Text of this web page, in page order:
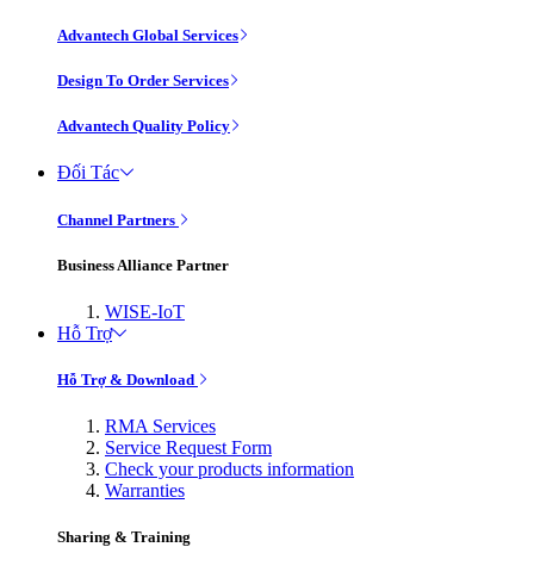
Advantech Global Services
Design To Order Services
Advantech Quality Policy
Đối Tác
Channel Partners
Business Alliance Partner
WISE-IoT
Hỗ Trợ
Hỗ Trợ & Download
RMA Services
Service Request Form
Check your products information
Warranties
Sharing & Training